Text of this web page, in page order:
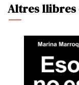
Altres llibres